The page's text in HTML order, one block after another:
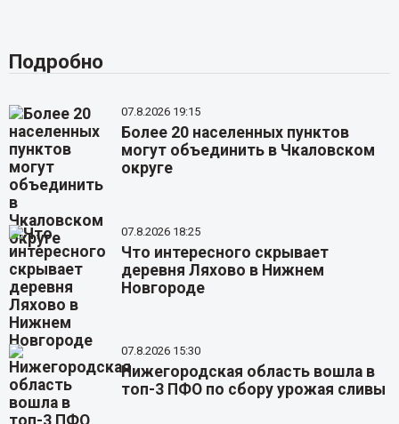
Подробно
07.8.2026 19:15
Более 20 населенных пунктов
могут объединить в Чкаловском
округе
07.8.2026 18:25
Что интересного скрывает
деревня Ляхово в Нижнем
Новгороде
07.8.2026 15:30
Нижегородская область вошла в
топ-3 ПФО по сбору урожая сливы